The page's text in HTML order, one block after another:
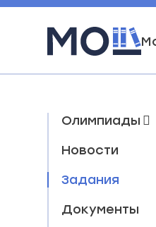
Олимпиады
Новости
Задания
Документы